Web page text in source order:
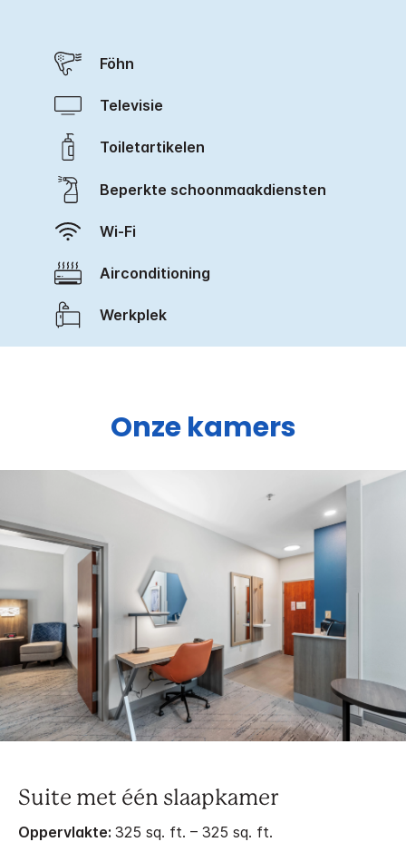
Föhn
Televisie
Toiletartikelen
Beperkte schoonmaakdiensten
Wi-Fi
Airconditioning
Werkplek
Onze kamers
Suite met één slaapkamer
Oppervlakte: 325 sq. ft. – 325 sq. ft.